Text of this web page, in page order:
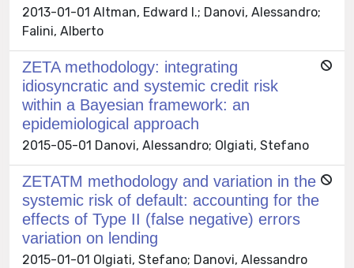
2013-01-01 Altman, Edward I.; Danovi, Alessandro;
Falini, Alberto
ZETA methodology: integrating
idiosyncratic and systemic credit risk
within a Bayesian framework: an
epidemiological approach
2015-05-01 Danovi, Alessandro; Olgiati, Stefano
ZETATM methodology and variation in the
systemic risk of default: accounting for the
effects of Type II (false negative) errors
variation on lending
2015-01-01 Olgiati, Stefano; Danovi, Alessandro